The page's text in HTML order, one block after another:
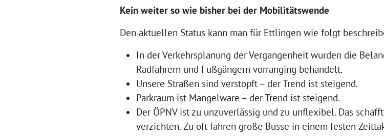
Kein weiter so wie bisher bei der Mobilitätswende
Den aktuellen Status kann man für Ettlingen wie folgt
In der Verkehrsplanung der Vergangenheit wurden die
Radfahrern und Fußgängern vorranging behandelt.
Unsere Straßen sind verstopft – der Trend ist steigend.
Parkraum ist Mangelware – der Trend ist steigend.
Der ÖPNV ist zu unzuverlässig und zu unflexibel. Das
verzichten. Zu oft fahren große Busse in einem festen